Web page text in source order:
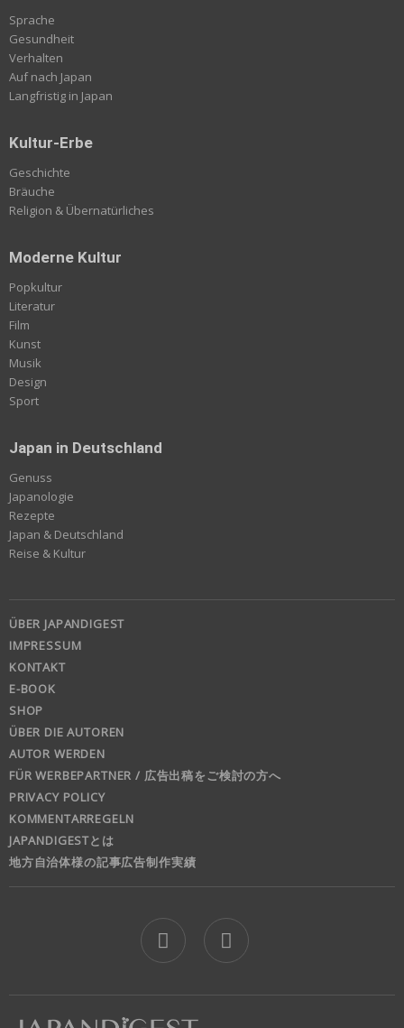
Sprache
Gesundheit
Verhalten
Auf nach Japan
Langfristig in Japan
Kultur-Erbe
Geschichte
Bräuche
Religion & Übernatürliches
Moderne Kultur
Popkultur
Literatur
Film
Kunst
Musik
Design
Sport
Japan in Deutschland
Genuss
Japanologie
Rezepte
Japan & Deutschland
Reise & Kultur
ÜBER JAPANDIGEST
IMPRESSUM
KONTAKT
E-BOOK
SHOP
ÜBER DIE AUTOREN
AUTOR WERDEN
FÜR WERBEPARTNER / 広告出稿をご検討の方へ
PRIVACY POLICY
KOMMENTARREGELN
JAPANDIGESTとは
地方自治体様の記事広告制作実績